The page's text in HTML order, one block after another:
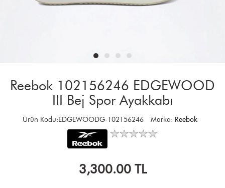
Reebok 102156246 EDGEWOOD
III Bej Spor Ayakkabı
Ürün Kodu:EDGEWOODG-102156246 Marka: Reebok
3,300.00TL